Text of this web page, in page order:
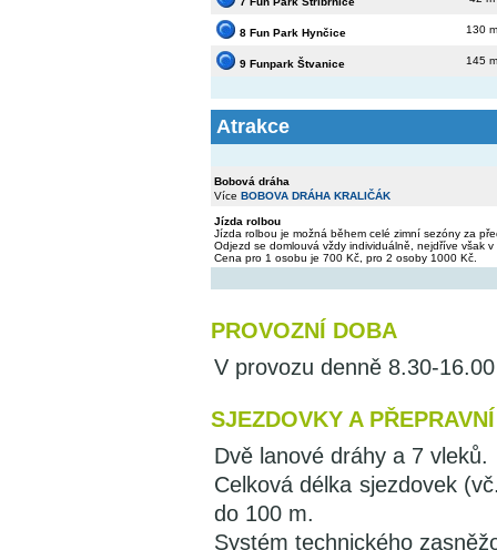
8 Fun Park Hynčice 130
9 Funpark Štvanice 145
Atrakce
Bobová dráha
Více BOBOVA DRÁHA KRALIČÁK
Jízda rolbou
Jízda rolbou je možná během celé zimní sezóny za
Odjezd se domlouvá vždy individuálně, nejdříve však v
Cena pro 1 osobu je 700 Kč, pro 2 osoby 1000 Kč.
PROVOZNÍ DOBA
V provozu denně 8.30-
SJEZDOVKY A
Dvě lanové dráhy a 7 vleků.
Celková délka sjezdovek
do 100 m.
Systém technického